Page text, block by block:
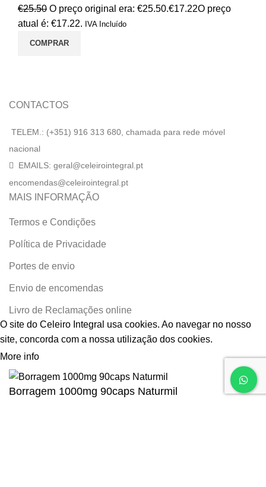
€25.50 O preço original era: €25.50.€17.22O preço
atual é: €17.22. IVA Incluído
COMPRAR
CONTACTOS
TELEM.: (+351) 916 313 680, chamada para rede móvel
nacional
EMAILS: geral@celeirointegral.pt
encomendas@celeirointegral.pt
MAIS INFORMAÇÃO
Termos e Condições
Política de Privacidade
Portes de envio
Envio de encomendas
Livro de Reclamações online
O site do Celeiro Integral usa cookies. Ao navegar no nosso
site, concorda com a nossa utilização dos cookies.
More info
Borragem 1000mg 90caps Naturmil